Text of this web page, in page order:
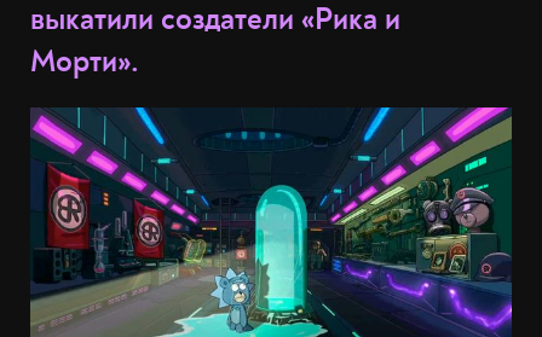
выкатили создатели «Рика и
Морти».